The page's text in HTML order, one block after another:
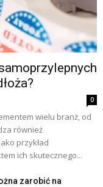
0
wielu branż, od
również
przykład
ich skutecznego...
zarobić na